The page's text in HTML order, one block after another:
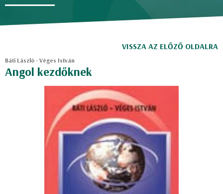
VISSZA AZ ELŐZŐ OLDALRA
Báti László - Véges István
Angol kezdőknek